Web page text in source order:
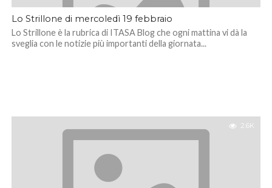
Lo Strillone di mercoledì 19 febbraio
Lo Strillone è la rubrica di ITASA Blog che ogni mattina vi dà la
sveglia con le notizie più importanti della giornata...
2.6K